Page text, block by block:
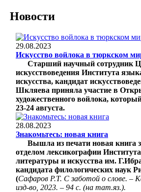
Новости
29.08.2023
Искусство войлока в тюркском
Старший научный сотрудник
искусствоведения Института
искусства, кандидат
Шкляева приняла участие в
художественного войлока,
23-24 августа.
28.08.2023
Знакомьтесь: новая книга
Вышла из печати новая книга
отделом лексикографии
литературы и искусства им.
кандидата филологических наук
(Сафаров Р.Т. С заботой о слове. –
изд-во, 2023. – 94 с. (на тат.яз.).